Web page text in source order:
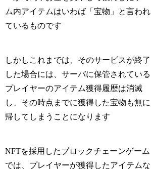
ム内アイテムはいわば「宝物」と言われ
ているものです
しかしこれまでは、そのサービスが終了
した場合には、サーバに保管されている
プレイヤーのアイテム獲得履歴は消滅
し、その時点までに獲得した宝物も無に
帰してしまうことになります
NFTを採用したブロックチェーンゲーム
では、プレイヤーが獲得したアイテムな